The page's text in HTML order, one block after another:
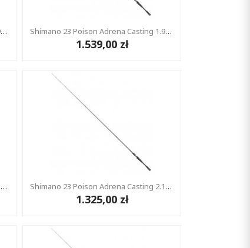
Shimano 23 Poison Adrena Casting 1.98m 5-15g 2cz Shimano 23 Poison Adrena Casting 1.98m 7-21g 2cz
1.539,00 zł
Shimano 23 Poison Adrena Casting 2.11m 5-42g 1+1 Shimano 23 Poison Adrena Casting 2.18m 14-42g 2cz
1.325,00 zł